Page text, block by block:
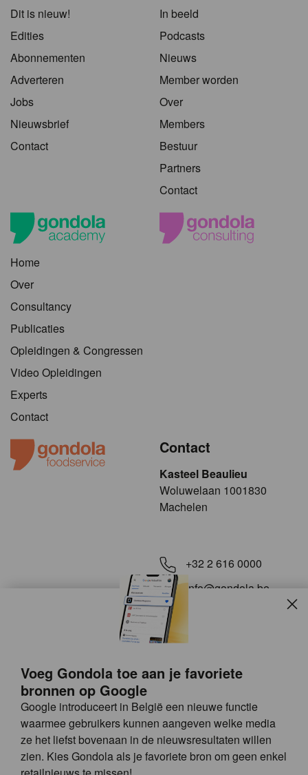
Voeg Gondola toe aan je favoriete
bronnen op Google
Google introduceert in België een nieuwe functie
waarmee gebruikers kunnen aangeven welke media
ze het liefst bovenaan in de nieuwsresultaten willen
zien. Kies Gondola als je favoriete bron om geen enkel
Dit is nieuw!
Edities
Abonnementen
Adverteren
Jobs
Nieuwsbrief
Contact
In beeld
Podcasts
Nieuws
Member worden
Over
Members
Bestuur
Partners
Contact
Home
Over
Consultancy
Publicaties
Opleidingen & Congressen
Video Opleidingen
Experts
Contact
Contact
Kasteel Beaulieu
​​​Woluwelaan 1001830
Machelen
+32 2 616 0000
info@gondola.be
Volg ons op
© GONDOLA GROUP
FAQ